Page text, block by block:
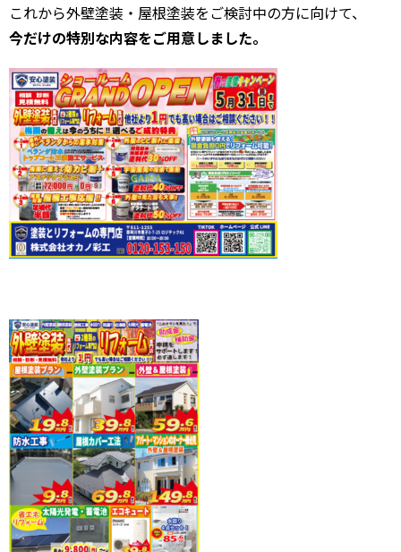
これから外壁塗装・屋根塗装をご検討中の方に向けて、
今だけの特別な内容をご用意しました。